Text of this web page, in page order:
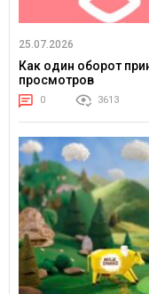
25.07.2026
Как один оборот
просмотров
0 3613